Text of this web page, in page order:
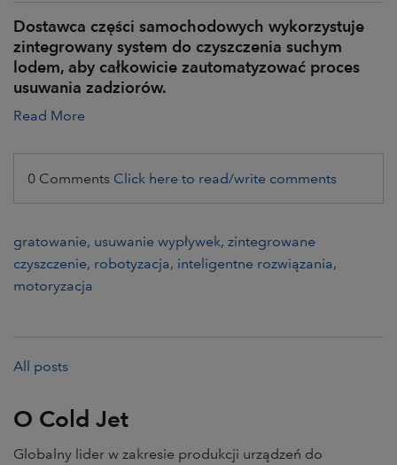
Dostawca części samochodowych wykorzystuje
zintegrowany system do czyszczenia suchym
lodem, aby całkowicie zautomatyzować proces
usuwania zadziorów.
Read More
0 Comments Click here to read/write comments
gratowanie, usuwanie wypływek, zintegrowane
czyszczenie, robotyzacja, inteligentne rozwiązania,
motoryzacja
All posts
O Cold Jet
Globalny lider w zakresie produkcji urządzeń do